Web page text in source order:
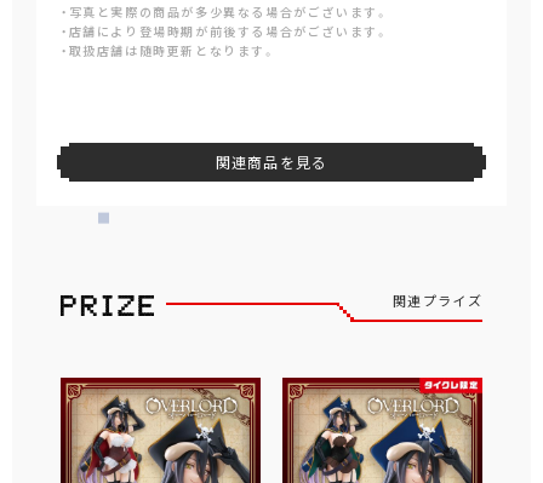
・写真と実際の商品が多少異なる場合がございます。
・店舗により登場時期が前後する場合がございます。
・取扱店舗は随時更新となります。
関連商品を見る
関連プライズ